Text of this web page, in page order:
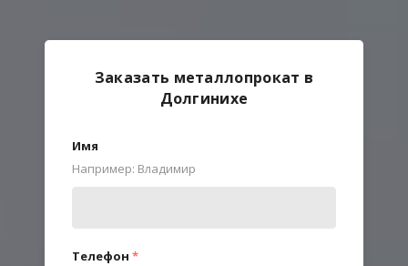
Заказать металлопрокат в
Долгинихе
Имя
Например: Владимир
Телефон *